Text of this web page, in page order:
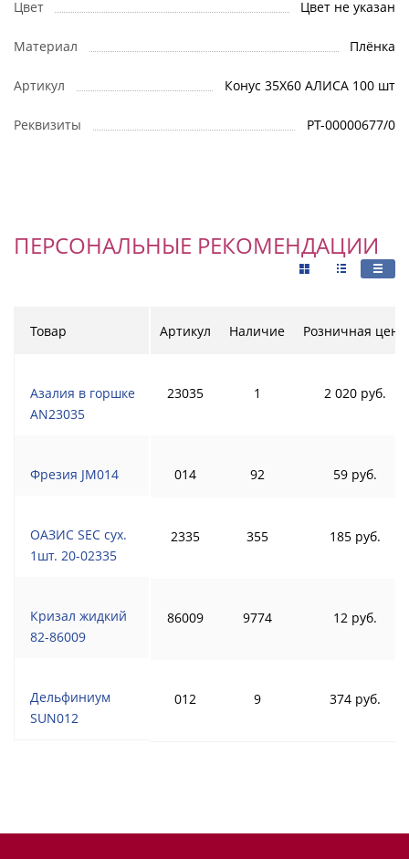
Цвет Цвет не указан
Материал Плёнка
Артикул Конус 35Х60 АЛИСА 100 шт
Реквизиты РТ-00000677/0
ПЕРСОНАЛЬНЫЕ РЕКОМЕНДАЦИИ
Товар
Азалия в горшке
AN23035
Фрезия JM014
ОАЗИС SEC сух.
1шт. 20-02335
Кризал жидкий
82-86009
Дельфиниум
SUN012
Артикул Наличие Розничная цена
23035 1 2 020 руб.
014 92 59 руб.
2335 355 185 руб.
86009 9774 12 руб.
012 9 374 руб.